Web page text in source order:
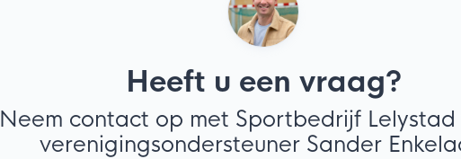
Heeft u een vraag?
Neem contact op met Sportbedrijf
verenigingsondersteuner Sander